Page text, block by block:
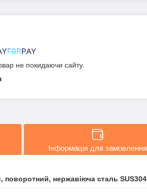
не покидаючи сайту.
Інформація для замовлення
поворотний, нержавіюча сталь SUS304